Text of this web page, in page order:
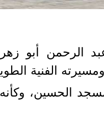
الرحمن أبو
الفنية
الحسين،